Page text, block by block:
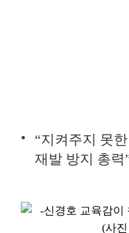
“지켜주지 못
재발 방지 총력